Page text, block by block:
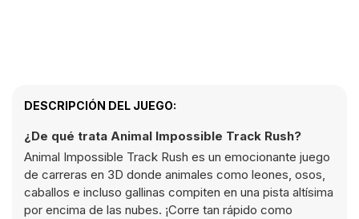
DESCRIPCIÓN DEL JUEGO:
¿De qué trata Animal Impossible Track Rush?
Animal Impossible Track Rush es un emocionante juego
de carreras en 3D donde animales como leones, osos,
caballos e incluso gallinas compiten en una pista altísima
por encima de las nubes. ¡Corre tan rápido como